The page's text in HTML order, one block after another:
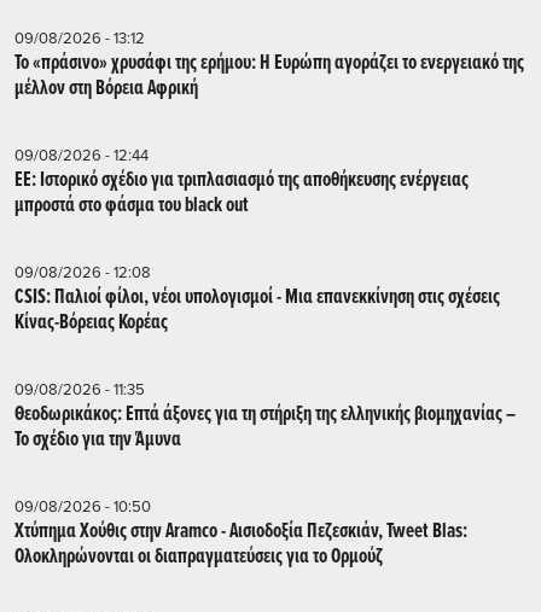
09/08/2026 - 13:12
Το «πράσινο» χρυσάφι της ερήμου: Η Ευρώπη αγοράζει το ενεργειακό της
μέλλον στη Βόρεια Αφρική
09/08/2026 - 12:44
ΕΕ: Iστορικό σχέδιο για τριπλασιασμό της αποθήκευσης ενέργειας
μπροστά στο φάσμα του black out
09/08/2026 - 12:08
CSIS: Παλιοί φίλοι, νέοι υπολογισμοί - Μια επανεκκίνηση στις σχέσεις
Κίνας-Βόρειας Κορέας
09/08/2026 - 11:35
Θεοδωρικάκος: Επτά άξονες για τη στήριξη της ελληνικής βιομηχανίας –
Το σχέδιο για την Άμυνα
09/08/2026 - 10:50
Χτύπημα Χούθις στην Aramco - Aισιοδοξία Πεζεσκιάν, Tweet Blas:
Ολοκληρώνονται οι διαπραγματεύσεις για το Ορμούζ